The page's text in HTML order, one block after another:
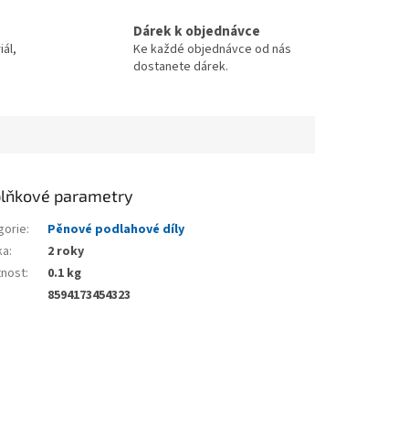
Dárek k objednávce
Ke každé objednávce od nás
dostanete dárek.
parametry
:
Pěnové podlahové díly
:
2 roky
:
0.1 kg
8594173454323